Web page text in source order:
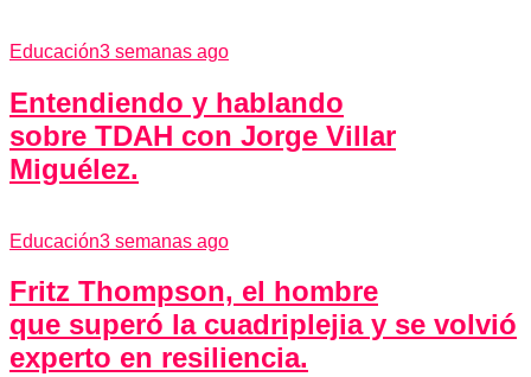
Educación3 semanas ago
Entendiendo y hablando
sobre TDAH con Jorge Villar
Miguélez.
Educación3 semanas ago
Fritz Thompson, el hombre
que superó la cuadriplejia y se volvió
experto en resiliencia.